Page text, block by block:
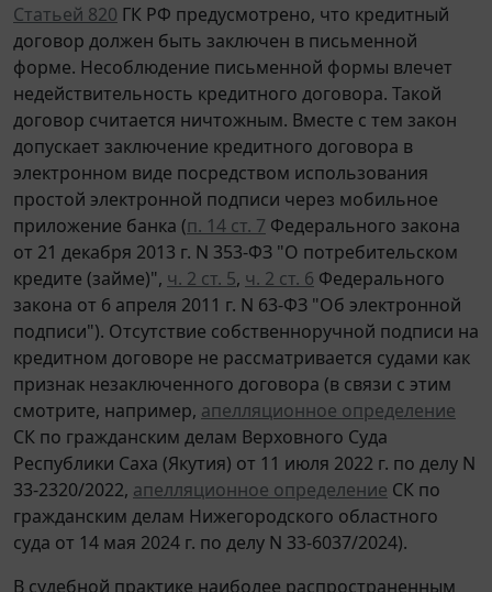
Статьей 820 ГК РФ предусмотрено, что кредитный
договор должен быть заключен в письменной
форме. Несоблюдение письменной формы влечет
недействительность кредитного договора. Такой
договор считается ничтожным. Вместе с тем закон
допускает заключение кредитного договора в
электронном виде посредством использования
простой электронной подписи через мобильное
приложение банка (п. 14 ст. 7 Федерального закона
от 21 декабря 2013 г. N 353-ФЗ "О потребительском
кредите (займе)", ч. 2 ст. 5, ч. 2 ст. 6 Федерального
закона от 6 апреля 2011 г. N 63-ФЗ "Об электронной
подписи"). Отсутствие собственноручной подписи на
кредитном договоре не рассматривается судами как
признак незаключенного договора (в связи с этим
смотрите, например, апелляционное определение
СК по гражданским делам Верховного Суда
Республики Саха (Якутия) от 11 июля 2022 г. по делу N
33-2320/2022, апелляционное определение СК по
гражданским делам Нижегородского областного
суда от 14 мая 2024 г. по делу N 33-6037/2024).
В судебной практике наиболее распространенным